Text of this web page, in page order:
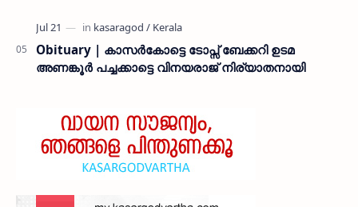
Obituary | കാസർകോട്ടെ ടോപ്സ് ബേക്കറി ഉടമ
അണങ്കൂർ പച്ചക്കാട്ടെ വിനയരാജ് നിര്യാതനായി